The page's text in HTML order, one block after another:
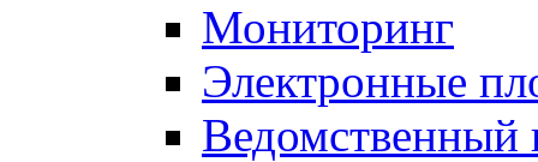
Мониторинг
Электронные
Ведомственный